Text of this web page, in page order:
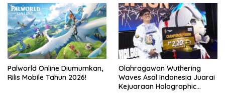
Palworld Online Diumumkan,
Rilis Mobile Tahun 2026!
Olahragawan Wuthering
Waves Asal Indonesia Juarai
Kejuaraan Holographic